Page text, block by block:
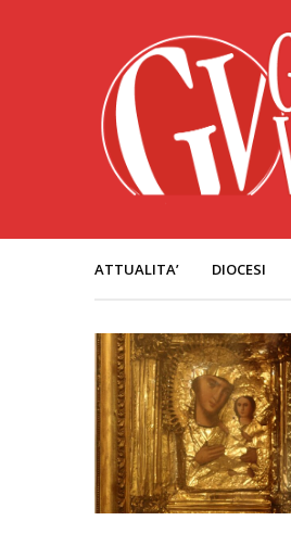
ATTUALITA’ DIOCESI